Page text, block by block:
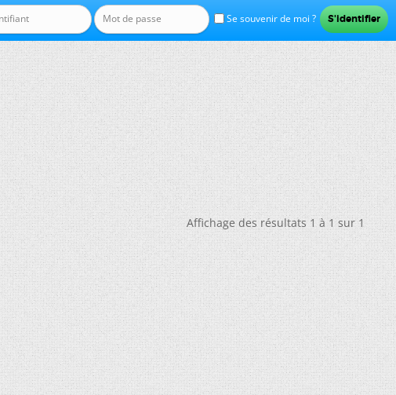
Se souvenir de moi ?
Affichage des résultats 1 à 1 sur 1